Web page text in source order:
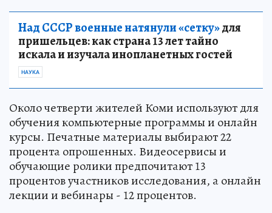
Над СССР военные натянули «сетку»для
пришельцев: как страна 13 лет тайно
искала и изучала инопланетных гостей
НАУКА
Около четверти жителей Коми используют для
обучения компьютерные программы и онлайн
курсы. Печатные материалы выбирают 22
процента опрошенных. Видеосервисы и
обучающие ролики предпочитают 13
процентов участников исследования, а онлайн
лекции и вебинары - 12 процентов.